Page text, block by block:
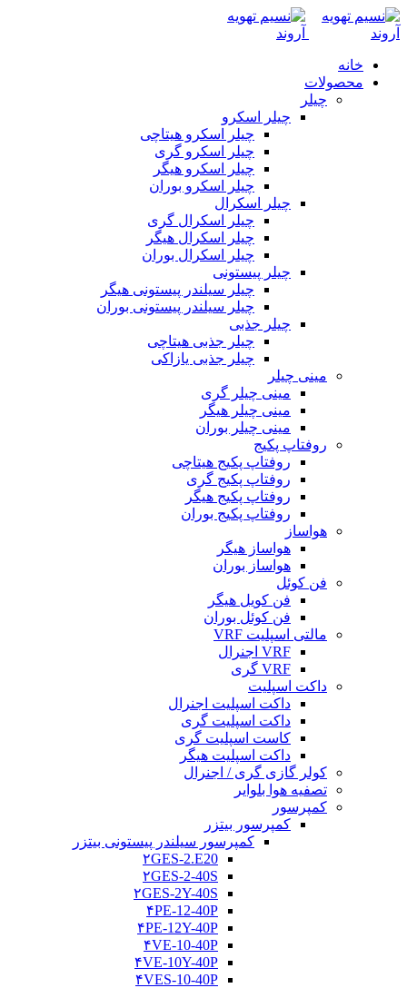
خانه
محصولات
چیلر
چیلر اسکرو
چیلر اسکرو هیتاچی
چیلر اسکرو گری
چیلر اسکرو هیگر
چیلر اسکرو بوران
چیلر اسکرال
چیلر اسکرال گری
چیلر اسکرال هیگر
چیلر اسکرال بوران
چیلر پیستونی
چیلر سیلندر پیستونی هیگر
چیلر سیلندر پیستونی بوران
چیلر جذبی
چیلر جذبی هیتاچی
چیلر جذبی یازاکی
مینی چیلر
مینی چیلر گری
مینی چیلر هیگر
مینی چیلر بوران
روفتاپ پکیج
روفتاپ پکیج هیتاچی
روفتاپ پکیج گری
روفتاپ پکیج هیگر
روفتاپ پکیج بوران
هواساز
هواساز هیگر
هواساز بوران
فن کوئل
فن کویل هیگر
فن کوئل بوران
مالتی اسپلیت VRF
VRF اجنرال
VRF گری
داکت اسپلیت
داکت اسپلیت اجنرال
داکت اسپلیت گری
کاست اسپلیت گری
داکت اسپلیت هیگر
کولر گازی گری / اجنرال
تصفیه هوا بلوایر
کمپرسور
کمپرسور بیتزر
کمپرسور سیلندر پیستونی بیتزر
۲GES-2.E20
۲GES-2-40S
۲GES-2Y-40S
۴PE-12-40P
۴PE-12Y-40P
۴VE-10-40P
۴VE-10Y-40P
۴VES-10-40P